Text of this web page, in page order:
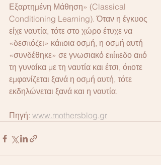
Εξαρτημένη Μάθηση» (Classical
Conditioning Learning). Όταν η έγκυος
είχε ναυτία, τότε στο χώρο έτυχε να
«δεσπόζει» κάποια οσμή, η οσμή αυτή
«συνδέθηκε» σε γνωσιακό επίπεδο από
τη γυναίκα με τη ναυτία και έτσι, όποτε
εμφανίζεται ξανά η οσμή αυτή, τότε
εκδηλώνεται ξανά και η ναυτία.
Πηγή: www.mothersblog.gr